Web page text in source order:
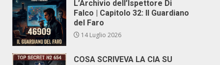
L’Archivio dell’Ispettore Di
Falco | Capitolo 32: Il Guardiano
del Faro
14 Luglio 2026
COSA SCRIVEVA LA CIA SU